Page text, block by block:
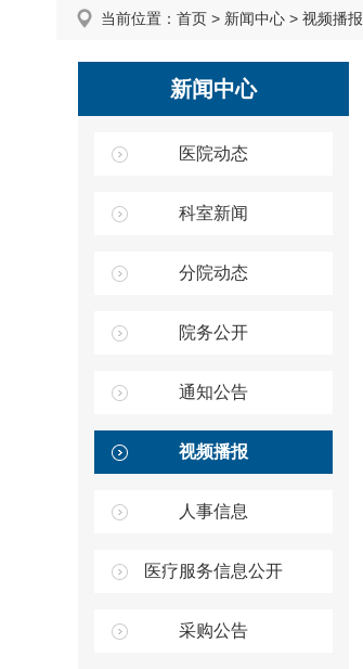
当前位置： 首页 > 新闻中心 > 视频播报
新闻中心
医院动态
科室新闻
分院动态
院务公开
通知公告
视频播报
人事信息
医疗服务信息公开
采购公告